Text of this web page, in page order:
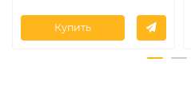
Купить